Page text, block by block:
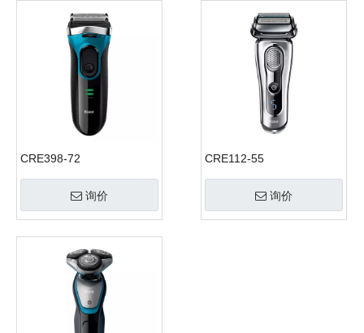
CRE398-72
询价
CRE112-55
询价